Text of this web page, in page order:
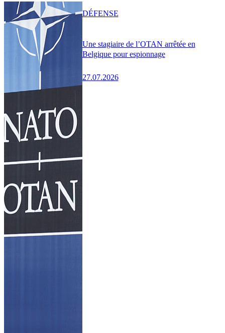
Une stagiaire de l’OTAN arrêtée en
Belgique pour espionnage
27.07.2026
DÉFENSE